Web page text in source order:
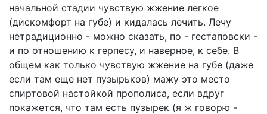
начальной стадии чувствую жжение легкое
(дискомфорт на губе) и кидалась лечить. Лечу
нетрадиционно - можно сказать, по - гестаповски -
и по отношению к герпесу, и наверное, к себе. В
общем как только чувствую жжение на губе (даже
если там еще нет пузырьков) мажу это место
спиртовой настойкой прополиса, если вдруг
покажется, что там есть пузырек (я ж говорю -